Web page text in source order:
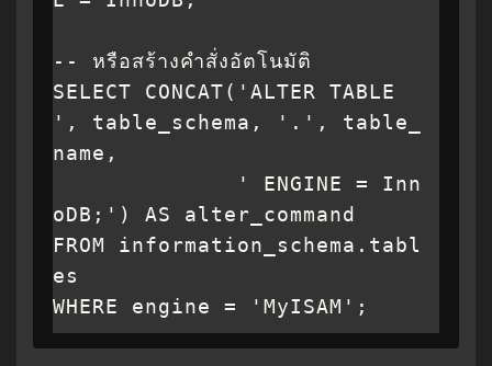
-- หรือสร้างคำสั่งอัตโนมัติ
SELECT CONCAT('ALTER TABLE
', table_schema, '.', table_
name,
oDB;') AS alter_command
FROM information_schema.tabl
es
WHERE engine = 'MyISAM';